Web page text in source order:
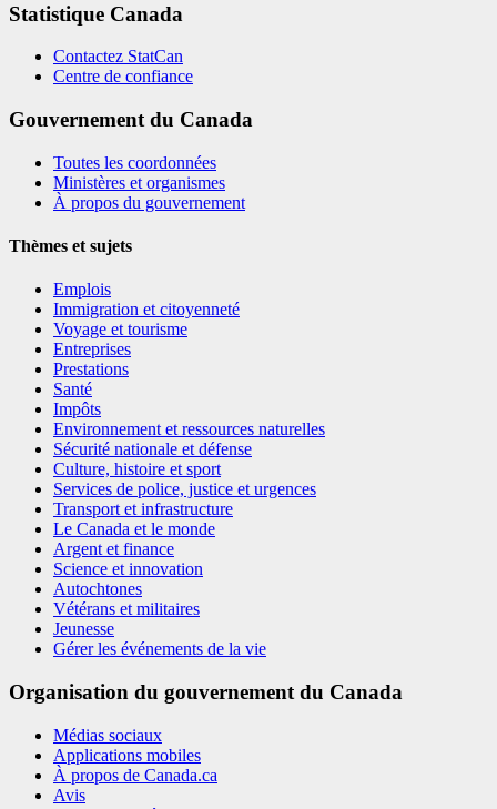
Statistique Canada
Contactez StatCan
Centre de confiance
Gouvernement du Canada
Toutes les coordonnées
Ministères et organismes
À propos du gouvernement
Thèmes et sujets
Emplois
Immigration et citoyenneté
Voyage et tourisme
Entreprises
Prestations
Santé
Impôts
Environnement et ressources naturelles
Sécurité nationale et défense
Culture, histoire et sport
Services de police, justice et urgences
Transport et infrastructure
Le Canada et le monde
Argent et finance
Science et innovation
Autochtones
Vétérans et militaires
Jeunesse
Gérer les événements de la vie
Organisation du gouvernement du Canada
Médias sociaux
Applications mobiles
À propos de Canada.ca
Avis